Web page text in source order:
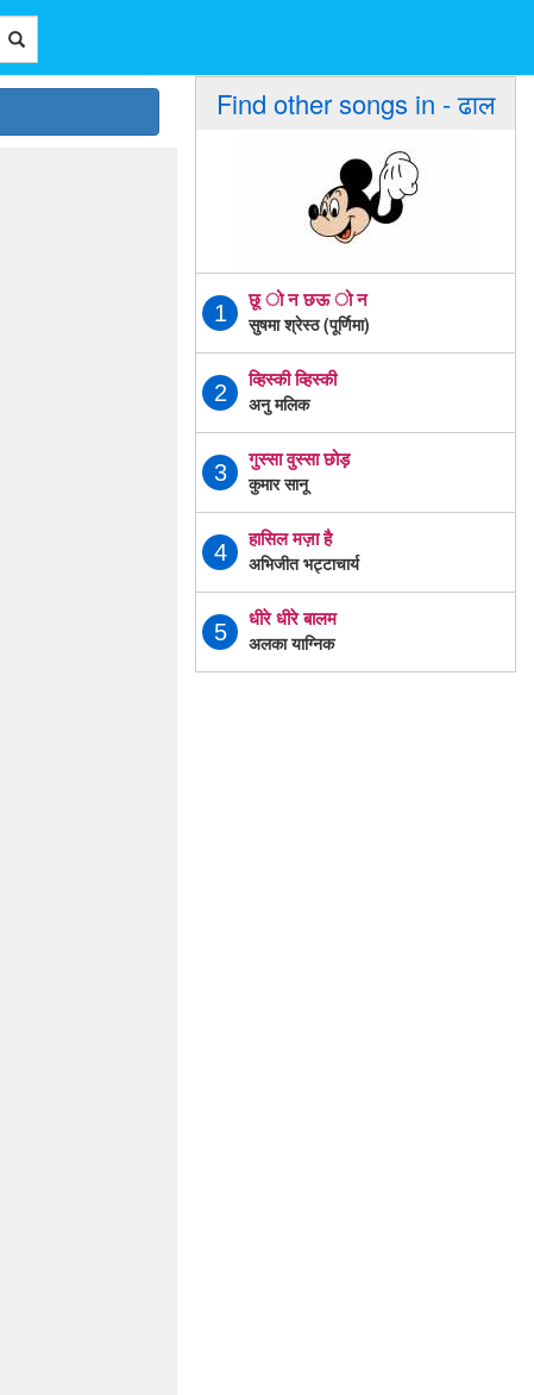
Find other songs in - ढाल
1
छू ो न छऊ ो न
सुषमा श्रेस्ठ (पूर्णिमा)
2
व्हिस्की व्हिस्की
अनु मलिक
3
गुस्सा वुस्सा छोड़
कुमार सानू
4
हासिल मज़ा है
अभिजीत भट्टाचार्य
5
धीरे धीरे बालम
अलका याग्निक